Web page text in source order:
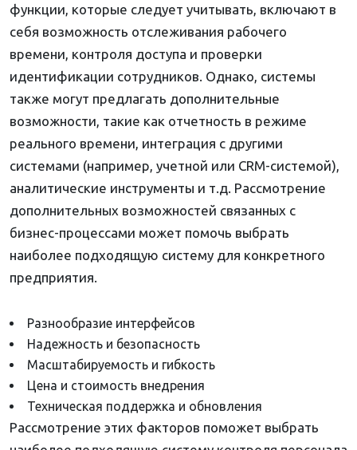
функции, которые следует учитывать, включают в
себя возможность отслеживания рабочего
времени, контроля доступа и проверки
идентификации сотрудников. Однако, системы
также могут предлагать дополнительные
возможности, такие как отчетность в режиме
реального времени, интеграция с другими
системами (например, учетной или CRM-системой),
аналитические инструменты и т.д. Рассмотрение
дополнительных возможностей связанных с
бизнес-процессами может помочь выбрать
наиболее подходящую систему для конкретного
предприятия.
Разнообразие интерфейсов
Надежность и безопасность
Масштабируемость и гибкость
Цена и стоимость внедрения
Техническая поддержка и обновления
Рассмотрение этих факторов поможет выбрать